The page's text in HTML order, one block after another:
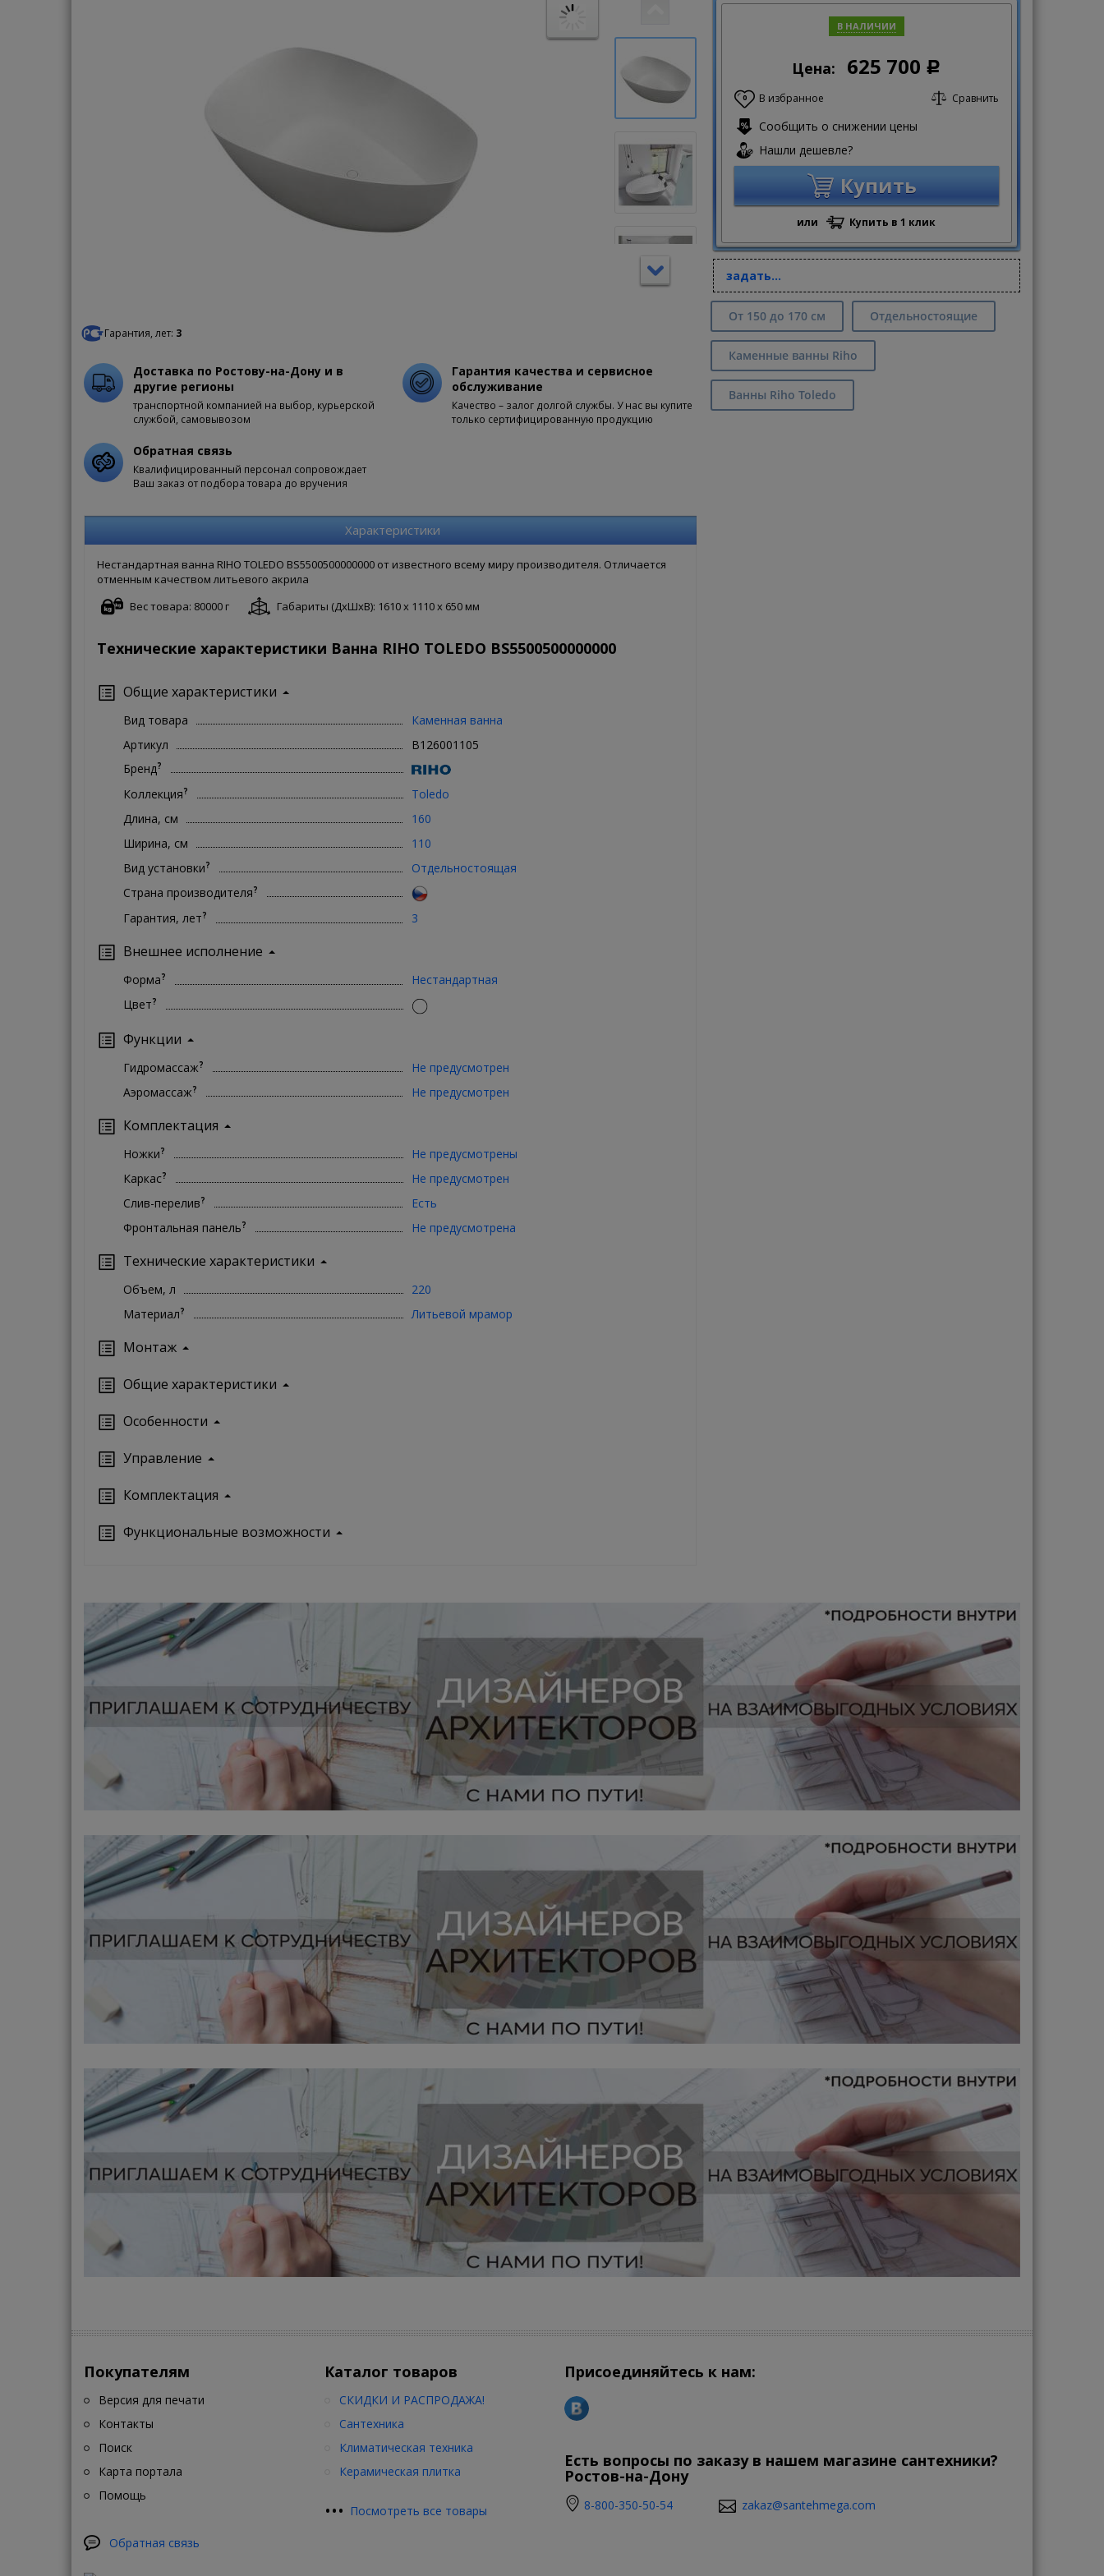
Гарантия, лет: 3
В НАЛИЧИИ
Цена: 625 700 Р
0 В избранное Сравнить
Сообщить о снижении цены
Нашли дешевле?
Купить
или Купить в 1 клик
задать...
От 150 до 170 см Отдельностоящие
Каменные ванны Riho
Ванны Riho Toledo
Доставка по Ростову-на-Дону и в
другие регионы
транспортной компанией на выбор, курьерской
службой, самовывозом
Гарантия качества и сервисное
обслуживание
Качество – залог долгой службы. У нас вы купите
только сертифицированную продукцию
Обратная связь
Квалифицированный персонал сопровождает
Ваш заказ от подбора товара до вручения
Характеристики
Нестандартная ванна RIHO TOLEDO BS5500500000000 от известного всему миру производителя. Отличается
отменным качеством литьевого акрила
Вес товара: 80000 г
Габариты (ДxШxВ): 1610 x 1110 x 650 мм
Технические характеристики Ванна RIHO TOLEDO BS5500500000000
Общие характеристики
Вид товара
Каменная ванна
Артикул
B126001105
Бренд?
Коллекция?
Toledo
Длина, см
160
Ширина, см
110
Вид установки?
Отдельностоящая
Страна производителя?
Гарантия, лет? 3
Внешнее исполнение
Форма?
Нестандартная
Цвет?
Функции
Гидромассаж?
Не предусмотрен
Аэромассаж? Не предусмотрен
Комплектация
Ножки?
Не предусмотрены
Каркас?
Не предусмотрен
Слив-перелив?
Есть
Фронтальная панель? Не предусмотрена
Технические характеристики
Объем, л
220
Материал? Литьевой мрамор
Монтаж
Oбщие характеристики
Особенности
Управление
Кoмплектация
Функциональные возможности
Покупателям
Версия для печати
Контакты
Поиск
Карта портала
Помощь
Обратная связь
Каталог товаров
СКИДКИ И РАСПРОДАЖА!
Сантехника
Климатическая техника
Керамическая плитка
••• Посмотреть все товары
Присоединяйтесь к нам:
Есть вопросы по заказу в нашем магазине сантехники?
Ростов-на-Дону
8-800-350-50-54 zakaz@santehmega.com